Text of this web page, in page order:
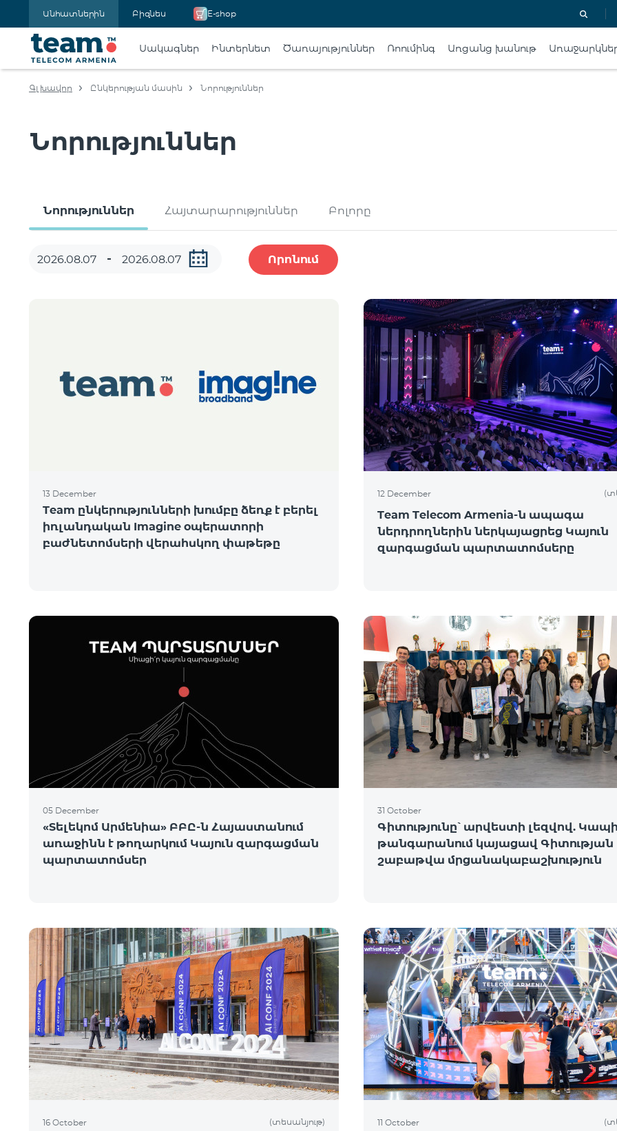
Անհատներին Բիզնես E-shop
Սակագներ Ինտերնետ Ծառայություններ Ռոումինգ Առցանց խանութ
Գլխավոր Ընկերության մասին Նորություններ
Նորություններ
Նորություններ Հայտարարություններ Բոլորը
Որոնում
13 December
Team ընկերությունների խումբը ձեռք է բերել
իռլանդական Imagine օպերատորի
բաժնետոմսերի վերահսկող փաթեթը
12 December
Team Telecom Armenia-ն ապագա
ներդրողներին ներկայացրեց Կայուն
զարգացման պարտատոմսերը
05 December
«Տելեկոմ Արմենիա» ԲԲԸ-ն Հայաստանում
առաջինն է թողարկում Կայուն զարգացման
պարտատոմսեր
31 October
Գիտությունը՝ արվեստի լեզվով.
թանգարանում կայացավ Գիտության
շաբաթվա մրցանակաբաշխություն
16 October (տեսանյութ) 11 October